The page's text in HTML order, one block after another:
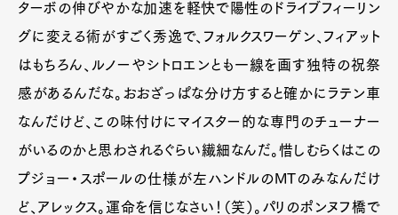
ターボの伸びやかな加速を軽快で陽性のドライブフィーリン
グに変える術がすごく秀逸で、フォルクスワーゲン、フィアット
はもちろん、ルノーやシトロエンとも一線を画す独特の祝祭
感があるんだな。おおざっぱな分け方すると確かにラテン車
なんだけど、この味付けにマイスター的な専門のチューナー
がいるのかと思わされるぐらい繊細なんだ。惜しむらくはこの
プジョー・スポールの仕様が左ハンドルのMTのみなんだけ
ど、アレックス。運命を信じなさい！（笑）。パリのポンヌフ橋で